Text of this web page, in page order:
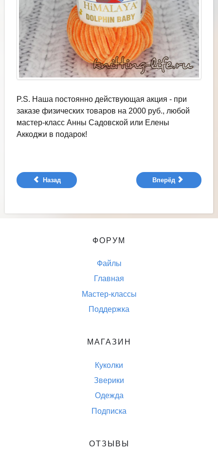
P.S. Наша постоянно действующая акция - при
заказе физических товаров на 2000 руб., любой
мастер-класс Анны Садовской или Елены
Аккоджи в подарок!
Назад Вперёд
ФОРУМ
Файлы
Главная
Мастер-классы
Поддержка
МАГАЗИН
Куколки
Зверики
Одежда
Подписка
ОТЗЫВЫ